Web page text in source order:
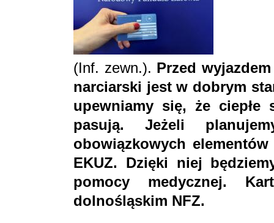
(Inf. zewn.). Przed
narciarski jest w dobrym
upewniamy się, że
pasują. Jeżeli
obowiązkowych
EKUZ. Dzięki niej
pomocy medycznej.
dolnośląskim NFZ.